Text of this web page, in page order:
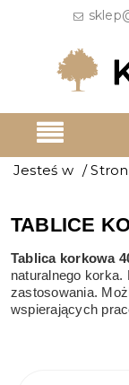
Jesteś w /
TABLICE
Tablica korkowa
naturalnego
zastosowania.
wspierających